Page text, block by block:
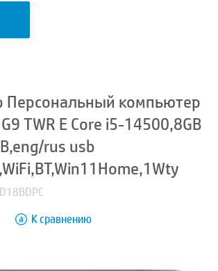
Персональный компьютер
TWR E Core i5-14500,8GB
rus usb
К сравнению